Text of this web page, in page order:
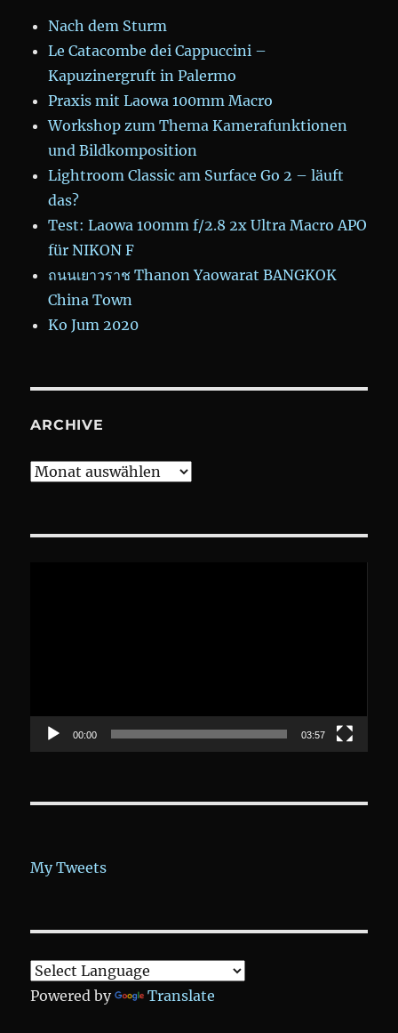
Nach dem Sturm
Le Catacombe dei Cappuccini –
Kapuzinergruft in Palermo
Praxis mit Laowa 100mm Macro
Workshop zum Thema Kamerafunktionen
und Bildkomposition
Lightroom Classic am Surface Go 2 – läuft
das?
Test: Laowa 100mm f/2.8 2x Ultra Macro APO
für NIKON F
ถนนเยาวราช Thanon Yaowarat BANGKOK
China Town
Ko Jum 2020
ARCHIVE
Archive
00:00 03:57
My Tweets
Powered by Translate